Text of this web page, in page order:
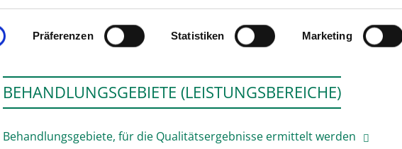
Präferenzen Statistiken Marketing
BEHANDLUNGSGEBIETE (LEISTUNGSBEREICHE)
Behandlungsgebiete, für die Qualitätsergebnisse ermittelt werden